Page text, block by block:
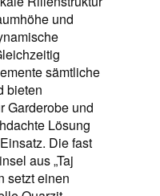
und
sämtliche
bieten
Garderobe und
Lösung
Die fast
aus „Taj
setzt einen